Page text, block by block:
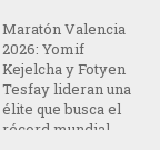
Maratón Valencia
2026: Yomif
Kejelcha y Fotyen
Tesfay lideran una
élite que busca el
récord mundial